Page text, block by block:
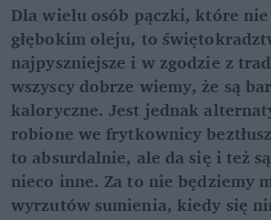
Dla wielu osób pączki, które nie
głębokim oleju, to
najpyszniejsze i w zgodzie z
wszyscy dobrze wiemy, że są
kaloryczne. Jest jednak
robione we frytkownicy
to absurdalnie, ale da się i też
nieco inne. Za to nie będziemy
wyrzutów sumienia, kiedy się